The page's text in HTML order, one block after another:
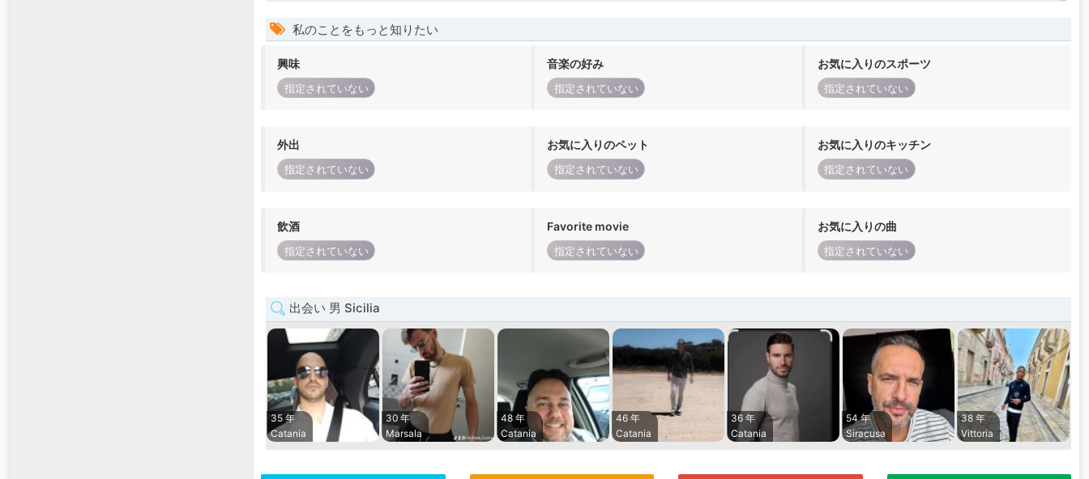
私のことをもっと知りたい
興味
指定されていない
音楽の好み
指定されていない
お気に入りのスポーツ
指定されていない
外出
指定されていない
お気に入りのペット
指定されていない
お気に入りのキッチン
指定されていない
飲酒
指定されていない
Favorite movie
指定されていない
お気に入りの曲
指定されていない
出会い 男 Sicilia
35 年
Catania
30 年
Marsala
48 年
Catania
46 年
Catania
36 年
Catania
54 年
Siracusa
38 年
Vittoria